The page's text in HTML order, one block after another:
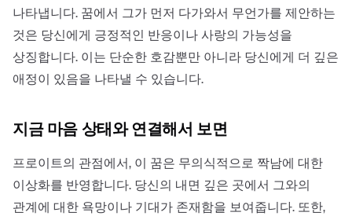
나타냅니다. 꿈에서 그가 먼저 다가와서 무언가를 제안하는
것은 당신에게 긍정적인 반응이나 사랑의 가능성을
상징합니다. 이는 단순한 호감뿐만 아니라 당신에게 더 깊은
애정이 있음을 나타낼 수 있습니다.
지금 마음 상태와 연결해서 보면
프로이트의 관점에서, 이 꿈은 무의식적으로 짝남에 대한
이상화를 반영합니다. 당신의 내면 깊은 곳에서 그와의
관계에 대한 욕망이나 기대가 존재함을 보여줍니다. 또한,